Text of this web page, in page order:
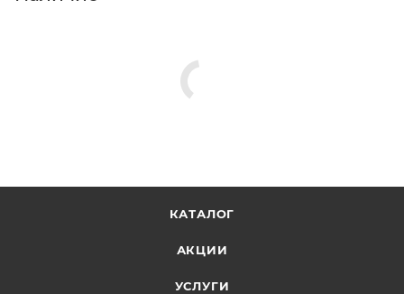
КАТАЛОГ
АКЦИИ
УСЛУГИ